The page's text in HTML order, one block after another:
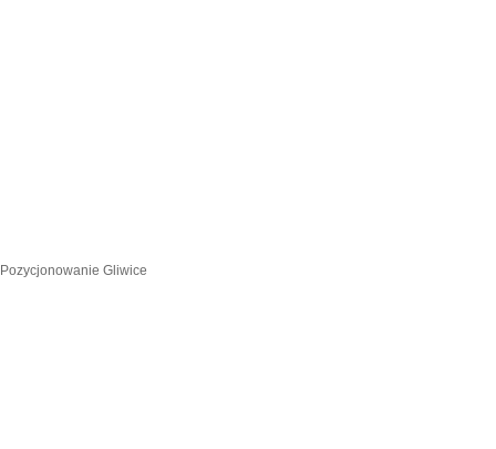
Pozycjonowanie Gliwice